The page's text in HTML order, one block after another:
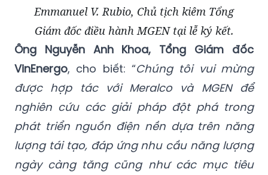
Emmanuel V. Rubio, Chủ tịch kiêm Tổng
Giám đốc điều hành MGEN tại lễ ký kết.
Ông Nguyễn Anh Khoa, Tổng Giám đốc
VinEnergo, cho biết: “Chúng tôi vui mừng
được hợp tác với Meralco và MGEN để
nghiên cứu các giải pháp đột phá trong
phát triển nguồn điện nền dựa trên năng
lượng tái tạo, đáp ứng nhu cầu năng lượng
ngày càng tăng cũng như các mục tiêu